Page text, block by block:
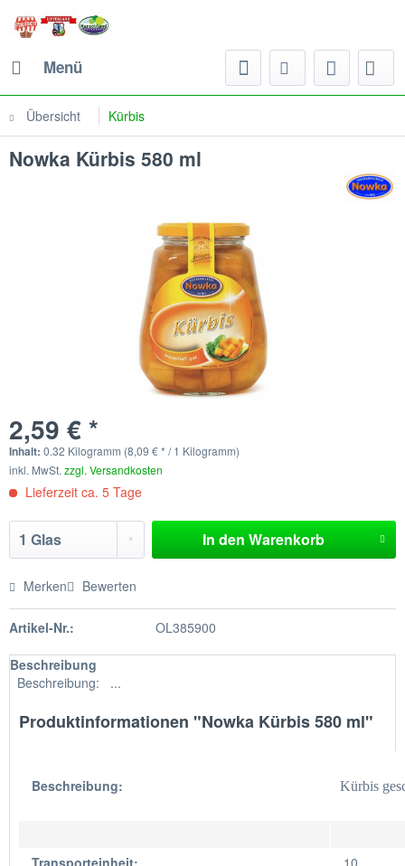
Menü
Übersicht Kürbis
Nowka Kürbis 580 ml
2,59 € *
Inhalt: 0.32 Kilogramm (8,09 € * / 1 Kilogramm)
inkl. MwSt. zzgl. Versandkosten
Lieferzeit ca. 5 Tage
In den Warenkorb
Merken Bewerten
Artikel-Nr.: OL385900
Beschreibung
Beschreibung: ...
Produktinformationen "Nowka Kürbis 580 ml"
Beschreibung: Kürbis
Transporteinheit:
10